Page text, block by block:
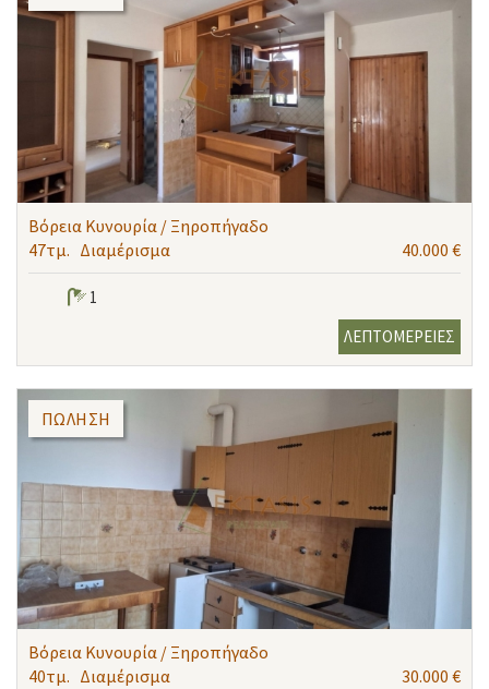
Βόρεια Κυνουρία / Ξηροπήγαδο
47τμ. Διαμέρισμα 40.000 €
1
ΛΕΠΤΟΜΕΡΕΙΕΣ
ΠΏΛΗΣΗ
Βόρεια Κυνουρία / Ξηροπήγαδο
40τμ. Διαμέρισμα 30.000 €